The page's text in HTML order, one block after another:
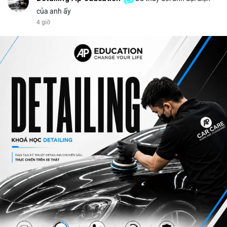
của anh ấy
4 giờ